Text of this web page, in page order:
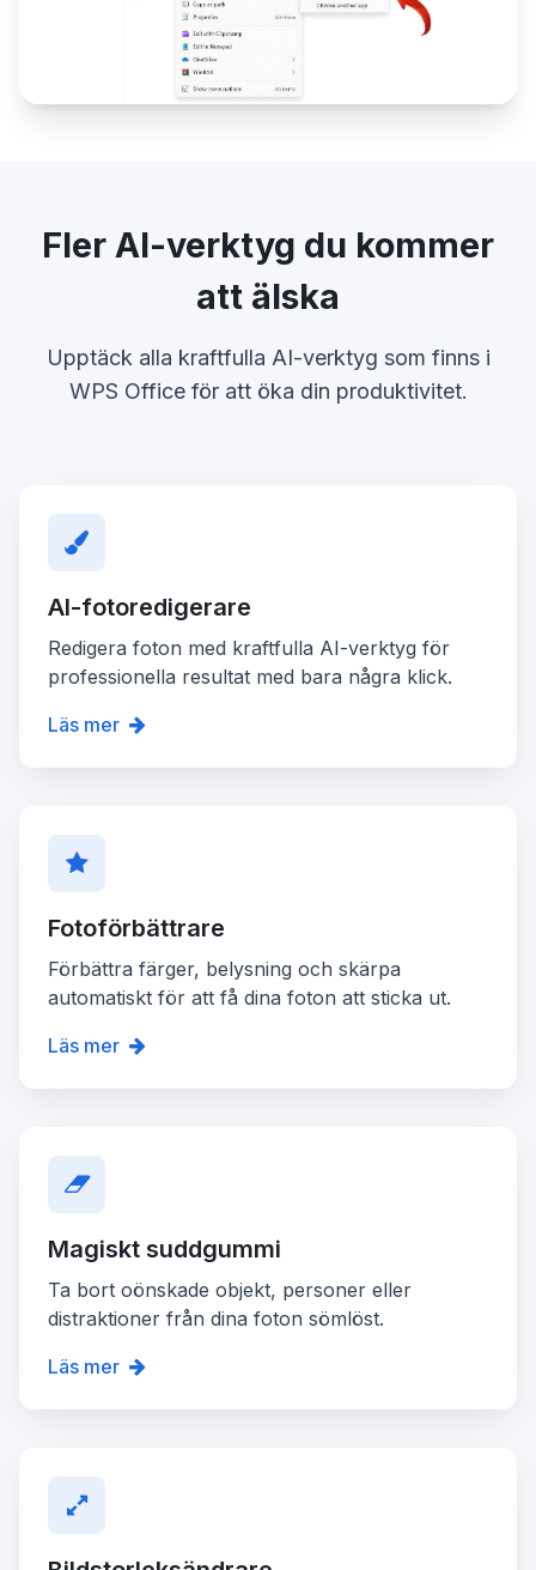
Fler AI-verktyg du kommer
att älska
Upptäck alla kraftfulla AI-verktyg som finns i
WPS Office för att öka din produktivitet.
AI-fotoredigerare
Redigera foton med kraftfulla AI-verktyg för
professionella resultat med bara några klick.
Läs mer
Fotoförbättrare
Förbättra färger, belysning och skärpa
automatiskt för att få dina foton att sticka ut.
Läs mer
Magiskt suddgummi
Ta bort oönskade objekt, personer eller
distraktioner från dina foton sömlöst.
Läs mer